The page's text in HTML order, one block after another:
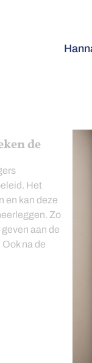
de
Het
en kan deze
Zo
aan de
na de